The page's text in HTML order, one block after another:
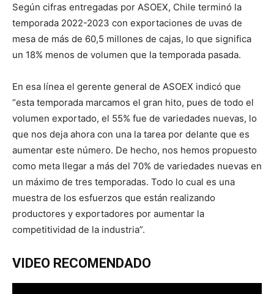
Según cifras entregadas por ASOEX, Chile terminó la
temporada 2022-2023 con exportaciones de uvas de
mesa de más de 60,5 millones de cajas, lo que significa
un 18% menos de volumen que la temporada pasada.
En esa línea el gerente general de ASOEX indicó que
“esta temporada marcamos el gran hito, pues de todo el
volumen exportado, el 55% fue de variedades nuevas, lo
que nos deja ahora con una la tarea por delante que es
aumentar este número. De hecho, nos hemos propuesto
como meta llegar a más del 70% de variedades nuevas en
un máximo de tres temporadas. Todo lo cual es una
muestra de los esfuerzos que están realizando
productores y exportadores por aumentar la
competitividad de la industria”.
VIDEO RECOMENDADO